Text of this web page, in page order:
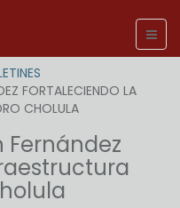
FORTALECIENDO LA
CHOLULA
Fernández